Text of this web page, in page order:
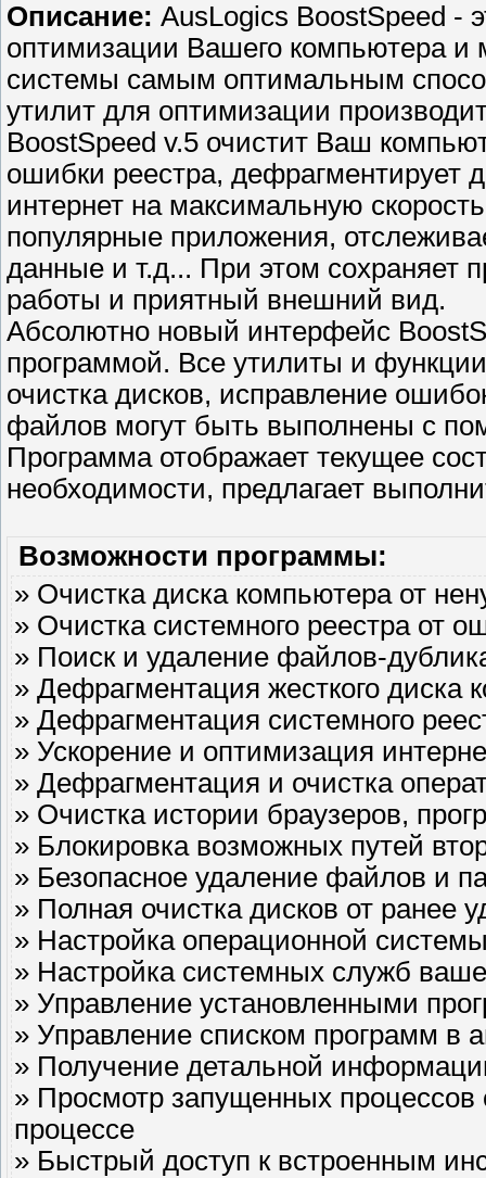
Описание: AusLogics BoostSpeed -
оптимизации Вашего компьютера и
системы самым оптимальным
утилит для оптимизации
BoostSpeed v.5 очистит Ваш
ошибки реестра, дефрагментирует
интернет на максимальную
популярные приложения,
данные и т.д... При этом сохраняет
работы и приятный внешний вид.
Абсолютно новый интерфейс
программой. Все утилиты и
очистка дисков, исправление
файлов могут быть выполнены с
Программа отображает текущее
необходимости, предлагает
Возможности программы:
» Очистка диска компьютера от
» Очистка системного реестра от
» Поиск и удаление файлов-
» Дефрагментация жесткого диска
» Дефрагментация системного
» Ускорение и оптимизация
» Дефрагментация и очистка
» Очистка истории браузеров,
» Блокировка возможных путей
» Безопасное удаление файлов и
» Полная очистка дисков от ранее
» Настройка операционной
» Настройка системных служб
» Управление установленными
» Управление списком программ в
» Получение детальной
» Просмотр запущенных
процессе
» Быстрый доступ к встроенным